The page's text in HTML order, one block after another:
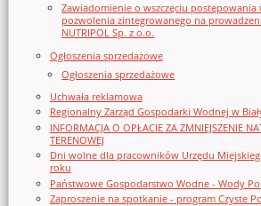
Zawiadomienie o wszczęciu postępowania
pozwolenia zintegrowanego na
NUTRIPOL Sp. z o.o.
Ogłoszenia sprzedażowe
Ogłoszenia sprzedażowe
Uchwała reklamowa
Regionalny Zarząd Gospodarki Wodnej w
INFORMACJA O OPŁACIE ZA ZMNIEJSZENIE
TERENOWEJ
Dni wolne dla pracowników Urzędu
roku
Państwowe Gospodarstwo Wodne - Wody
Zaproszenie na spotkanie - program Czyste